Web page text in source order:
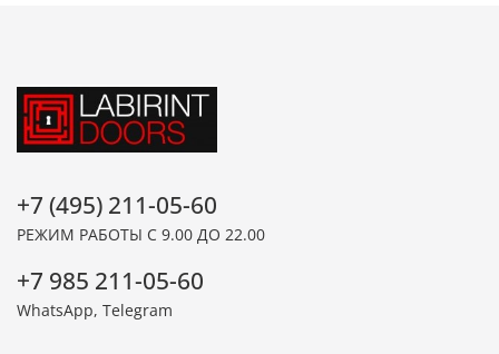
+7 (495) 211-05-60
РЕЖИМ РАБОТЫ С 9.00 ДО 22.00
+7 985 211-05-60
WhatsApp, Telegram